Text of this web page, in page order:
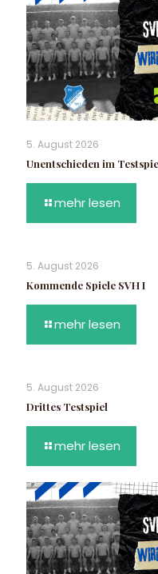
5. August 2026
Unentschieden im
mehr lesen
5. August 2026
Kommende Spiele SVH I
mehr lesen
5. August 2026
Drittes Testspiel
mehr lesen